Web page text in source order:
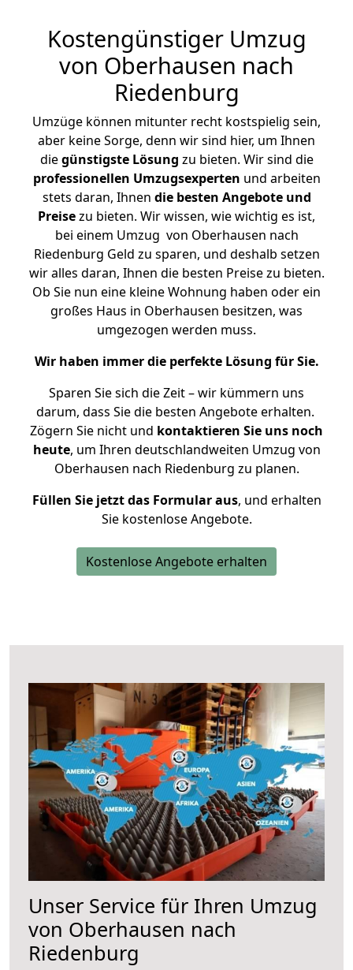
Kostengünstiger Umzug
von Oberhausen nach
Riedenburg
Umzüge können mitunter recht kostspielig sein,
aber keine Sorge, denn wir sind hier, um Ihnen
diegünstigste Lösung zu bieten. Wir sind die
professionellen Umzugsexperten und arbeiten
stets daran, Ihnen die besten Angebote und
Preisezu bieten. Wir wissen, wie wichtig es ist,
bei einem Umzug von Oberhausen nach
Riedenburg Geld zu sparen, und deshalb setzen
wir alles daran, Ihnen die besten Preise zu bieten.
Ob Sie nun eine kleine Wohnung haben oder ein
großes Haus in Oberhausen besitzen, was
umgezogen werden muss.
Wir haben immer die perfekte Lösung für Sie.
Sparen Sie sich die Zeit – wir kümmern uns
darum, dass Sie die besten Angebote erhalten.
Zögern Sie nicht und kontaktieren Sie uns noch
heute, um Ihren deutschlandweiten Umzug von
Oberhausen nach Riedenburg zu planen.
Füllen Sie jetzt das Formular aus, und erhalten
Sie kostenlose Angebote.
Kostenlose Angebote erhalten
Unser Service für Ihren Umzug
von Oberhausen nach
Riedenburg